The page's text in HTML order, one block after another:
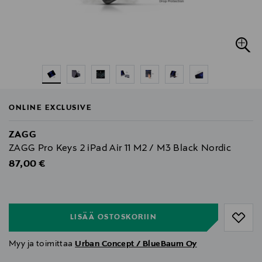
ONLINE EXCLUSIVE
ZAGG
ZAGG Pro Keys 2 iPad Air 11 M2 / M3 Black Nordic
Original Price
87,00 €
LISÄÄ OSTOSKORIIN
Myy ja toimittaa Urban Concept / BlueBaum Oy